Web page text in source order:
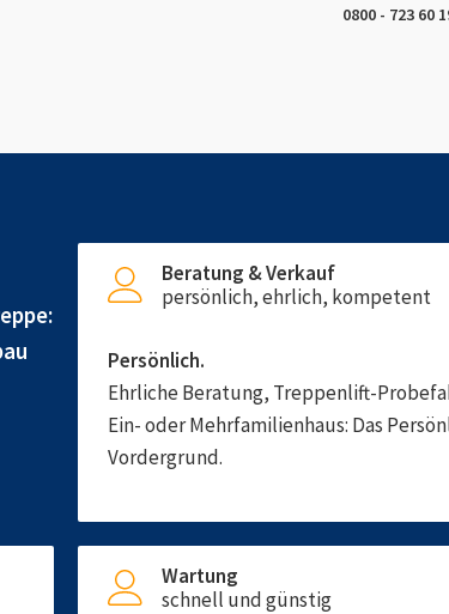
0800 - 723 60
Beratung & Verkauf
persönlich, ehrlich, kompetent
Persönlich.
Ehrliche Beratung, Treppenlift-
Ein- oder Mehrfamilienhaus: Das
Vordergrund.
Wartung
schnell und günstig